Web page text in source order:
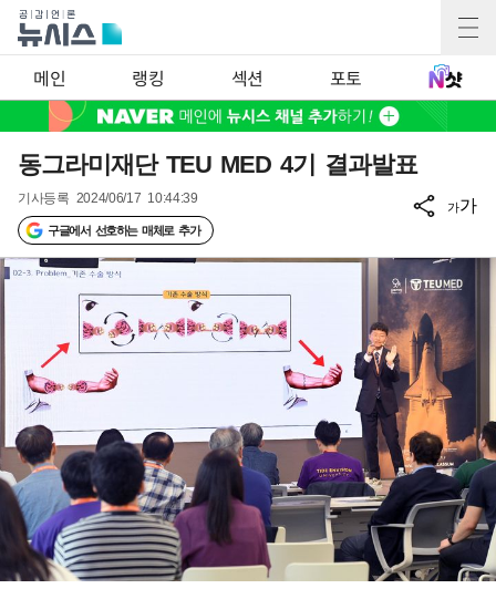
메인 랭킹 섹션 포토
동그라미재단 TEU MED 4기 결과발표
기사등록 2024/06/17 10:44:39
구글에서 선호하는 매체로 추가
가가